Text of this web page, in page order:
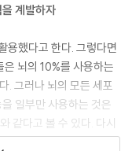
계발하자
용했다고 한다. 그렇다면
뇌의 10%를 사용하는
. 그러나 뇌의 모든 세포
일부만 사용하는 것은
같다고 볼 수 있다. 다시
이상을 방치하고 있다